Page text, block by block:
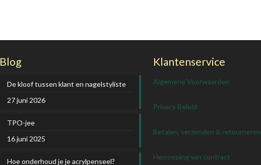
Blog
De kloof tussen klant en nagelstyliste
27 juni 2026
TPO-jee
16 juni 2025
Hoe onderhoud je je acrylpenseel?
Klantenservice
Algemene Voorwaarden
Privacy Beleid
Betalen, verzenden & retourneren
Herroeping van contract